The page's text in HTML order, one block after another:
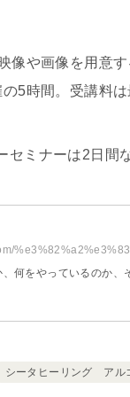
像や画像を用意
5時間。受講料
ミナーは2日間
何をやっているのか、
シータヒーリング アル